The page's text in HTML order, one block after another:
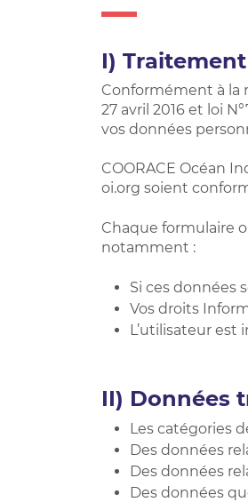
I)
Conformément à la
27 avril 2016 et loi
vos données
COORACE Océan
oi.org soient
Chaque formulaire
notamment :
Si ces données
Vos droits
L’utilisateur est
II) Données
Les catégories
Des données
Des données
Des données